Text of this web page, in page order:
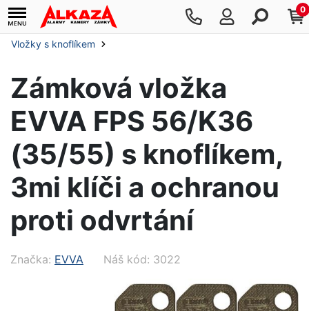
0
Vložky s knoflíkem
Zámková vložka
EVVA FPS 56/K36
(35/55) s knoflíkem,
3mi klíči a ochranou
proti odvrtání
Značka: EVVA Náš kód: 3022